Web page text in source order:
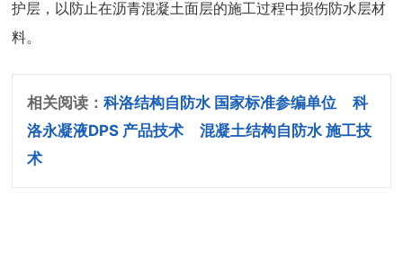
护层，以防止在沥青混凝土面层的施工过程中损伤防水层材
料。
相关阅读：科洛结构自防水 国家标准参编单位
科
洛永凝液DPS 产品技术
混凝土结构自防水 施工技
术